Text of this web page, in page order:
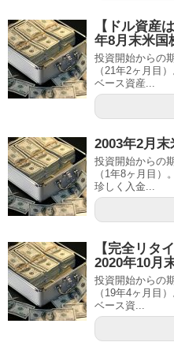
【ドル資産
年8月末米国
投資開始からの
（21年2ヶ月目
ベース資産...
2003年2月
投資開始からの
（1年8ヶ月目
珍しく入金...
【完全リタ
2020年10月
投資開始からの
（19年4ヶ月目
ベース資...